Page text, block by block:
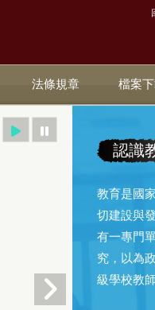
法條規章 檔案
認識
教育是國
切建設與
有一專門
究，以為
級學校教